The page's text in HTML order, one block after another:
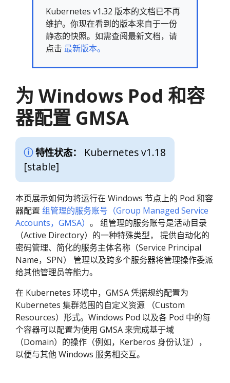
Kubernetes v1.32 版本的文档已不再
维护。你现在看到的版本来自于一份
静态的快照。如需查阅最新文档，请
点击 最新版本。
为 Windows Pod 和容
器配置 GMSA
特性状态：
Kubernetes v1.18
[stable]
本页展示如何为将运行在 Windows 节点上的 Pod 和容
器配置 组管理的服务账号（Group Managed Service
Accounts，GMSA） 。 组管理的服务账号是活动目录
（Active Directory）的一种特殊类型， 提供自动化的
密码管理、简化的服务主体名称（Service Principal
Name，SPN） 管理以及跨多个服务器将管理操作委派
给其他管理员等能力。
在 Kubernetes 环境中，GMSA 凭据规约配置为
Kubernetes 集群范围的自定义资源 （Custom
Resources）形式。Windows Pod 以及各 Pod 中的每
个容器可以配置为使用 GMSA 来完成基于域
（Domain）的操作（例如，Kerberos 身份认证），
以便与其他 Windows 服务相交互。